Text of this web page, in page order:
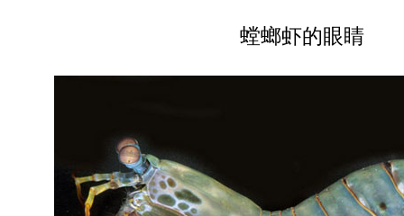
螳螂虾的眼睛